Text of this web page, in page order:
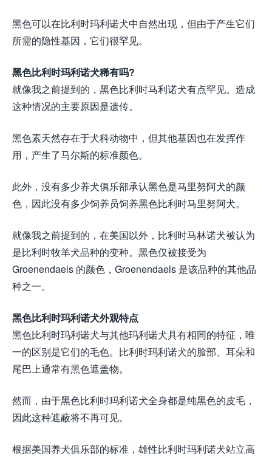
黑色可​​以在比利时玛利诺犬中自然出现，但由于产生它们
所需的隐性基因，它们很罕见。
黑色比利时玛利诺犬稀有吗?
就像我之前提到的，黑色比利时马利诺犬有点罕见。造成
这种情况的主要原因是遗传。
黑色素天然存在于犬科动物中，但其他基因也在发挥作
用，产生了马尔斯的标准颜色。
此外，没有多少养犬俱乐部承认黑色是马里努阿犬的颜
色，因此没有多少饲养员饲养黑色比利时马里努阿犬。
就像我之前提到的，在美国以外，比利时马林诺犬被认为
是比利时牧羊犬品种的变种。黑色仅被接受为
Groenendaels 的颜色，Groenendaels 是该品种的其他品
种之一。
黑色比利时玛利诺犬外观特点
黑色比利时玛利诺犬与其他玛利诺犬具有相同的特征，唯
一的区别是它们的毛色。比利时玛利诺犬的脸部、耳朵和
尾巴上通常有黑色遮盖物。
然而，由于黑色比利时玛利诺犬全身都是纯黑色的皮毛，
因此这种遮蔽将不再可见。
根据美国养犬俱乐部的标准，雄性比利时玛利诺犬站立高